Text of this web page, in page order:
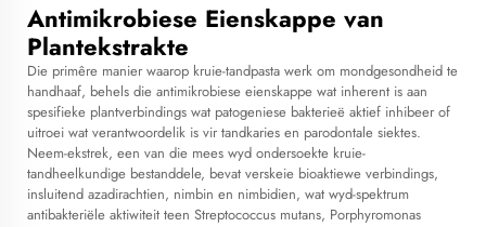
Antimikrobiese Eienskappe van
Plantekstrakte
Die primêre manier waarop kruie-tandpasta werk om mondgesondheid te
handhaaf, behels die antimikrobiese eienskappe wat inherent is aan
spesifieke plantverbindings wat patogeniese bakterieë aktief inhibeer of
uitroei wat verantwoordelik is vir tandkaries en parodontale siektes.
Neem-ekstrek, een van die mees wyd ondersoekte kruie-
tandheelkundige bestanddele, bevat verskeie bioaktiewe verbindings,
insluitend azadirachtien, nimbin en nimbidien, wat wyd-spektrum
antibakteriële aktiwiteit teen Streptococcus mutans, Porphyromonas